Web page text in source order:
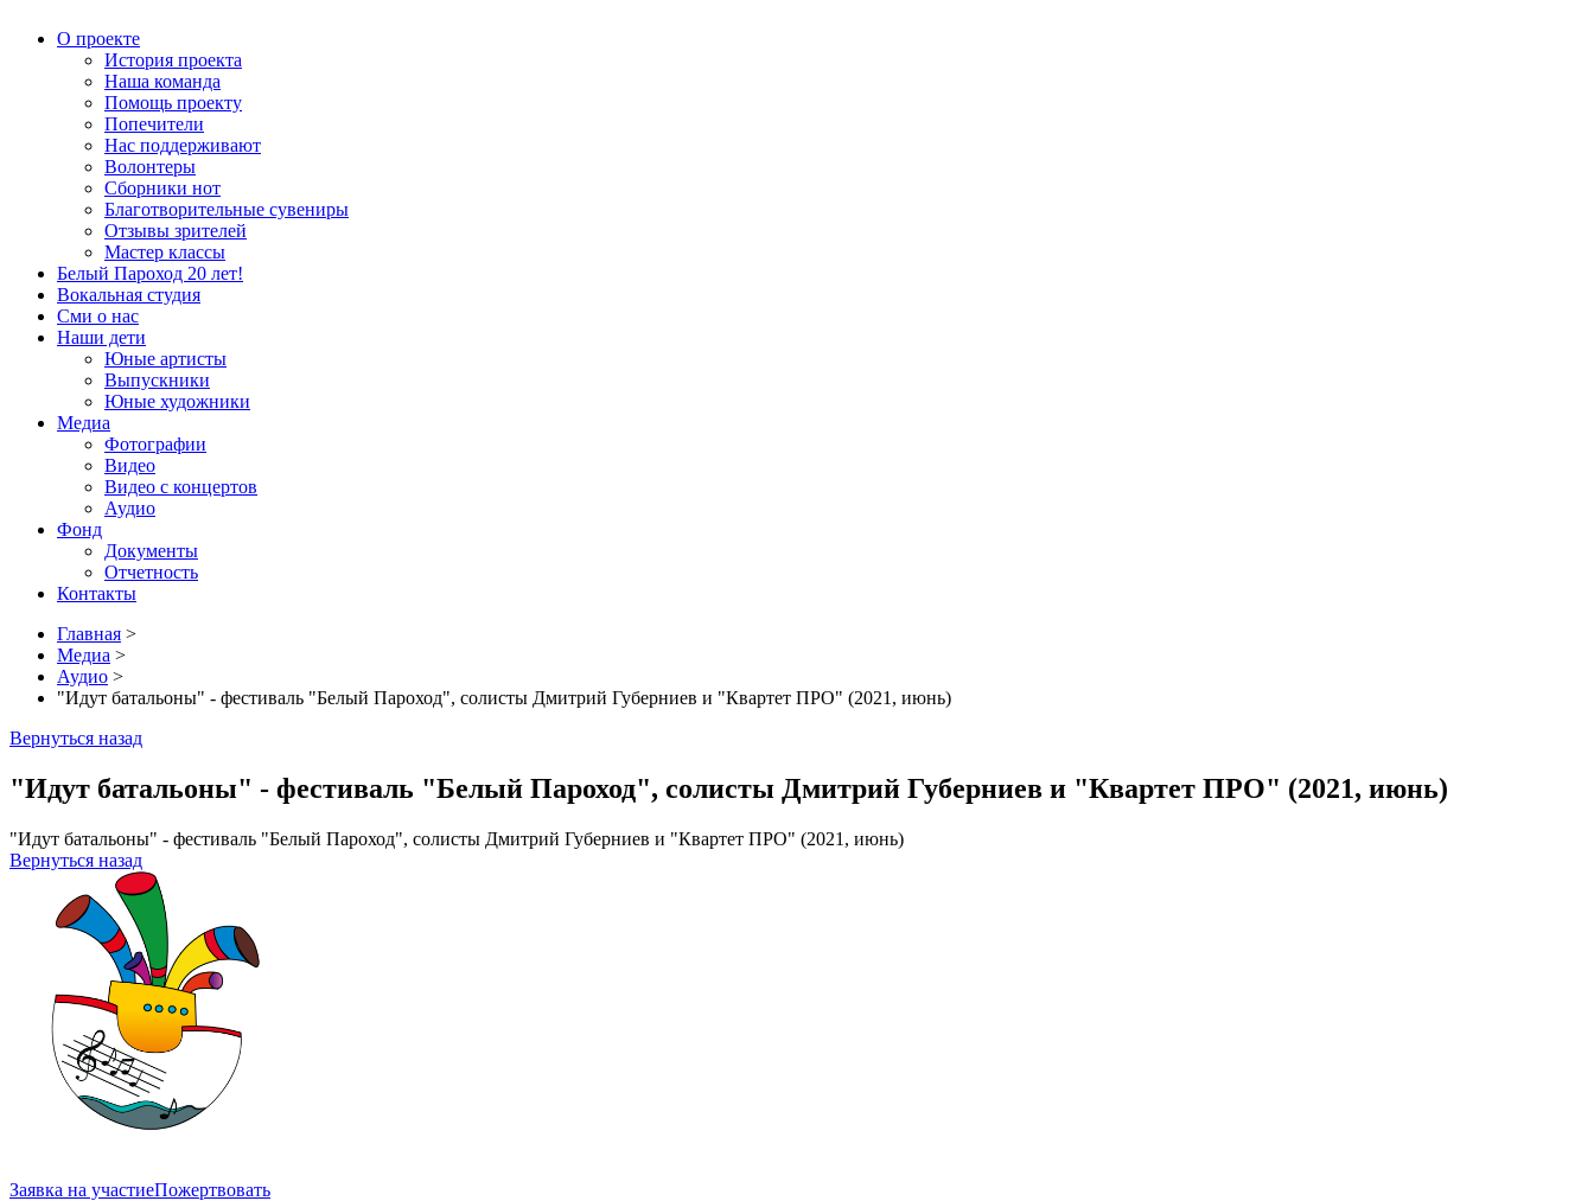
О проекте
История проекта
Наша команда
Помощь проекту
Попечители
Нас поддерживают
Волонтеры
Сборники нот
Благотворительные сувениры
Отзывы зрителей
Мастер классы
Белый Пароход 20 лет!
Вокальная студия
Сми о нас
Наши дети
Юные артисты
Выпускники
Юные художники
Медиа
Фотографии
Видео
Видео с концертов
Аудио
Фонд
Документы
Отчетность
Контакты
Главная >
Медиа >
Аудио >
"Идут батальоны" - фестиваль "Белый Пароход", солисты Дмитрий Губерниев и "Квартет ПРО" (2021, июнь)
Вернуться назад
"Идут батальоны" - фестиваль "Белый Пароход", солисты Дмитрий Губерниев и "Квартет ПРО" (2021, июнь)
"Идут батальоны" - фестиваль "Белый Пароход", солисты Дмитрий Губерниев и "Квартет ПРО" (2021, июнь)
Вернуться назад
Заявка на участиеПожертвовать